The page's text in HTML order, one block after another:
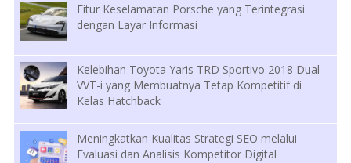
Fitur Keselamatan Porsche yang Terintegrasi
dengan Layar Informasi
Kelebihan Toyota Yaris TRD Sportivo 2018 Dual
VVT-i yang Membuatnya Tetap Kompetitif di
Kelas Hatchback
Meningkatkan Kualitas Strategi SEO melalui
Evaluasi dan Analisis Kompetitor Digital